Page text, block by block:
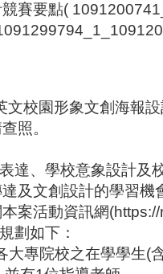
要點(
文校園形象文創海報
照。
達、學校意象設計及
及文創設計的學習機
案活動資訊網
劃如下：
院校之在學學生(含